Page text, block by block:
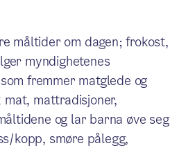
måltider om dagen; frokost,
myndighetenes
fremmer matglede og
mattradisjoner,
og lar barna øve seg
kopp, smøre pålegg,